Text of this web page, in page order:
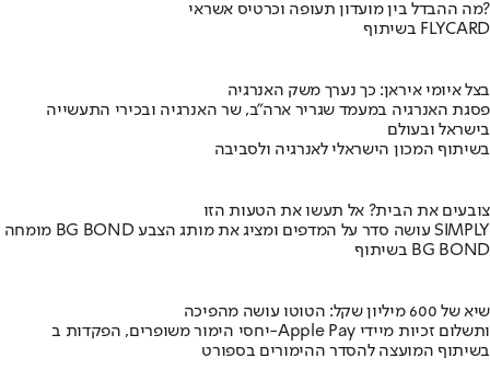
מה ההבדל בין מועדון תעופה וכרטיס אשראי?
בשיתוף FLYCARD
בצל איומי איראן: כך נערך משק האנרגיה
פסגת האנרגיה במעמד שגריר ארה"ב, שר האנרגיה ובכירי התעשייה
בישראל ובעולם
בשיתוף המכון הישראלי לאנרגיה ולסביבה
צובעים את הבית? אל תעשו את הטעות הזו
מומחה BG BOND עושה סדר על המדפים ומציג את מותג הצבע SIMPLY
בשיתוף BG BOND
שיא של 600 מיליון שקל: הטוטו עושה מהפיכה
יחסי הימור משופרים, הפקדות ב-Apple Pay ותשלום זכיות מיידי
בשיתוף המועצה להסדר ההימורים בספורט